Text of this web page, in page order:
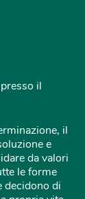
il
il
e
da valori
le forme
decidono di